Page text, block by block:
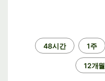
48시간 1주
12개월